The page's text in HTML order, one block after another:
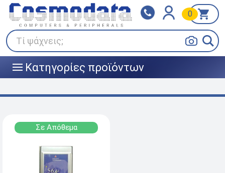
Τί ψάχνεις;
0
||| Κατηγορίες προϊόντων
Klarna
Πληρώστε σε 3
άτοκες δόσεις
BOX NOW
Σε Απόθεμα